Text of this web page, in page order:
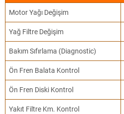
Motor Yağı Değişim
Yağ Filtre Değişim
Bakım Sıfırlama (Diagnostic)
Ön Fren Balata Kontrol
Ön Fren Diski Kontrol
Yakıt Filtre Km. Kontrol